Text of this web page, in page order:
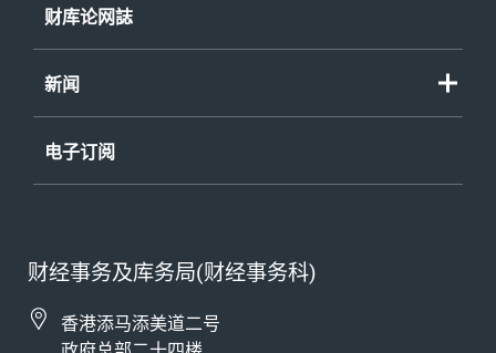
财库论网誌
新闻
电子订阅
财经事务及库务局(财经事务科)
香港添马添美道二号